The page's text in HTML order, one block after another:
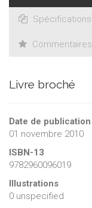
Spécifications
Commentaires
Livre broché
Date de publication
01 novembre 2010
ISBN-13
9782960096019
Illustrations
0 unspecified